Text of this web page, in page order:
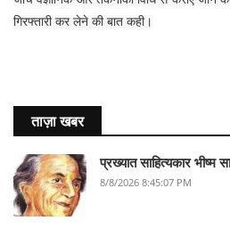
गिरफ्तारी कर लेने की बात कही।
ताज़ा खबर
प्रख्यात साहित्यकार भीष्म
8/8/2026 8:45:07 PM